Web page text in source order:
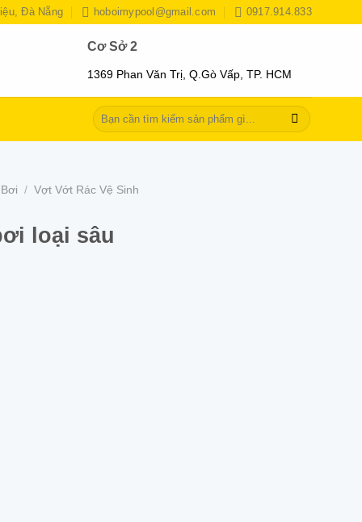
Đà Nẵng hoboimypool@gmail.com 0917.914.833
Cơ Sở 2
1369 Phan Văn Trị, Q.Gò Vấp, TP. HCM
Tìm
kiếm:
/ Vợt Vớt Rác Vệ Sinh
loại sâu